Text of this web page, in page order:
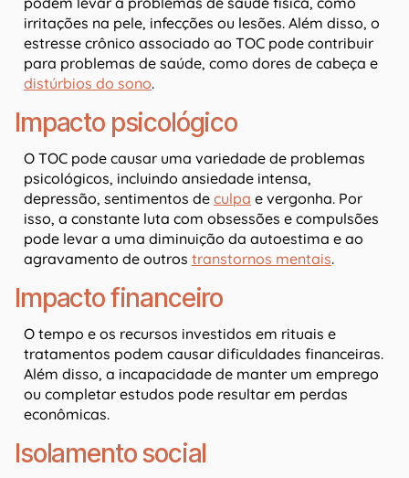
irritações na pele, infecções ou lesões. Além disso, o
estresse crônico associado ao TOC pode contribuir
para problemas de saúde, como dores de cabeça e
distúrbios do sono.
Impacto psicológico
O TOC pode causar uma variedade de problemas
psicológicos, incluindo ansiedade intensa,
depressão, sentimentos de culpa e vergonha. Por
isso, a constante luta com obsessões e compulsões
pode levar a uma diminuição da autoestima e ao
agravamento de outros transtornos mentais.
Impacto financeiro
O tempo e os recursos investidos em rituais e
tratamentos podem causar dificuldades financeiras.
Além disso, a incapacidade de manter um emprego
ou completar estudos pode resultar em perdas
econômicas.
Isolamento social